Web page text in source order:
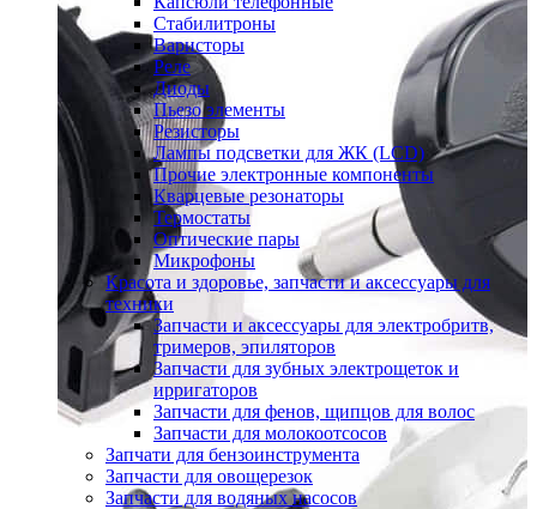
Стабилитроны
Варисторы
Реле
Диоды
Пьезо элементы
Резисторы
Лампы подсветки для ЖК (LCD)
Прочие электронные компоненты
Кварцевые резонаторы
Термостаты
Оптические пары
Микрофоны
Красота и здоровье, запчасти и аксессуары для
техники
Запчасти и аксессуары для электробритв,
тримеров, эпиляторов
Запчасти для зубных электрощеток и
ирригаторов
Запчасти для фенов, щипцов для волос
Запчасти для молокоотсосов
Запчати для бензоинструмента
Запчасти для овощерезок
Запчасти для водяных насосов